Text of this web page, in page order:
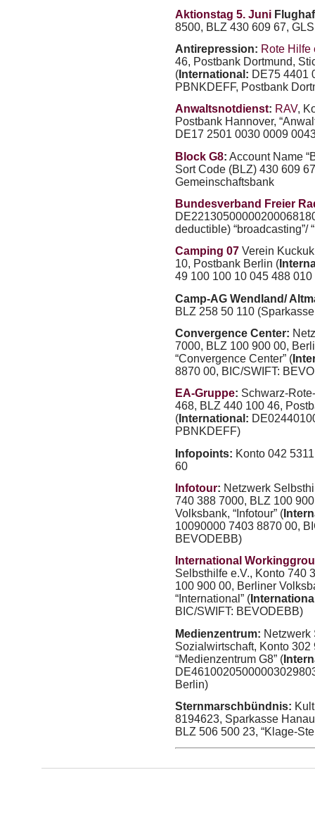
Aktionstag 5. Juni
8500, BLZ 430 609 67, GLS
Antirepression: Rote Hilfe
46, Postbank Dortmund,
( International: DE75 4401
PBNKDEFF, Postbank
Anwaltsnotdienst: RAV,
Postbank Hannover,
DE17 2501 0030 0009
Block G8: Account Name
Sort Code (BLZ) 430 609
Gemeinschaftsbank
Bundesverband Freier
deductible) “broadcasting”/
Camping 07 Verein
10, Postbank Berlin (
49 100 100 10 045 488 010
Camp-AG Wendland/
BLZ 258 50 110
Convergence Center:
7000, BLZ 100 900 00,
“Convergence Center” (
8870 00, BIC/SWIFT:
EA-Gruppe: Schwarz-
468, BLZ 440 100 46,
( International:
PBNKDEFF)
Infopoints: Konto 042
60
Infotour: Netzwerk
740 388 7000, BLZ 100
Volksbank, “Infotour” (
10090000 7403 8870 00,
BEVODEBB)
International
Selbsthilfe e.V., Konto 740
100 900 00, Berliner
“International” (
BIC/SWIFT: BEVODEBB)
Medienzentrum: Netzwerk
Sozialwirtschaft, Konto
“Medienzentrum G8” (
Berlin)
Sternmarschbündnis:
8194623, Sparkasse
BLZ 506 500 23, “Klage-